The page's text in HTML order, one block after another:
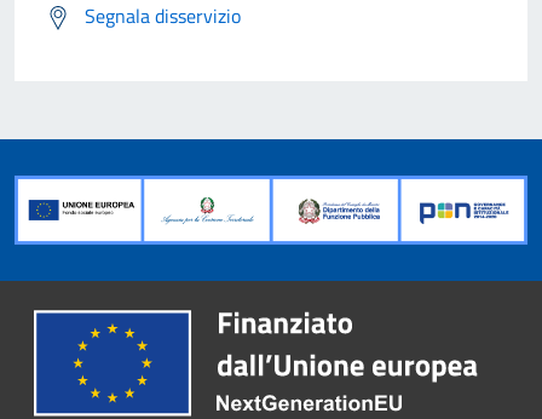
Segnala disservizio